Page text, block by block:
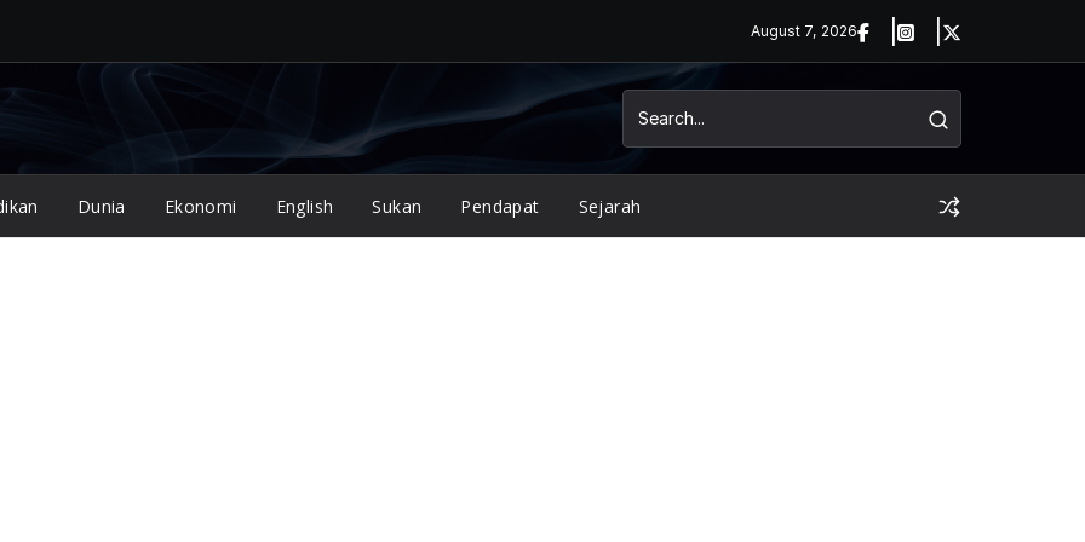
August 7, 2026
Dunia Ekonomi English Sukan Pendapat Sejarah